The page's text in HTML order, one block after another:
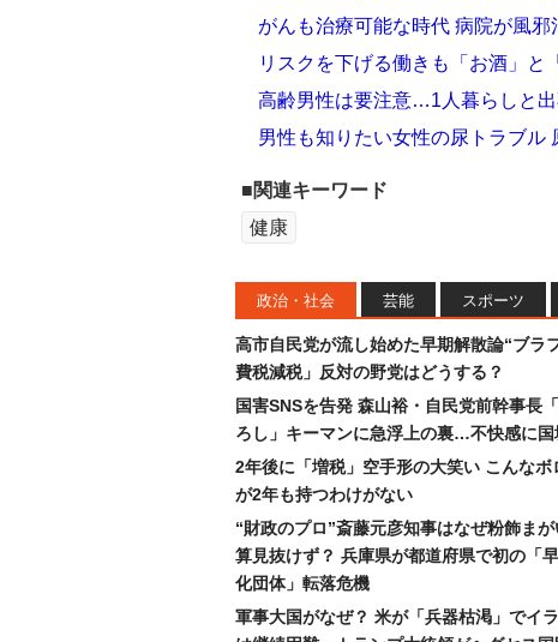
がんも治療可能な時代 病院が風
リスクを下げる働きも「お酒」と
高齢男性は要注意…1人暮らしと
男性も知りたい女性の尿トラブル
■関連キーワード
健康
政治・社会 芸能 スポーツ
高市自民党が流し始めた早期解散論“ブラ
費税減税」反対の野党はどうする？
国害SNSを告発 森山裕・自民党前幹事長
ろし」キーマンに急浮上の裏…不快感に国
2年後に「増税」空手形の大笑い こんなボ
が2年も持つわけがない
“財政のプロ”斎藤元彦知事はなぜ粉飾ま
算見抜けず？ 兵庫県が都道府県で初の「
化団体」転落危機
軍事大国がなぜ？ 米が「兵器枯渇」でイ